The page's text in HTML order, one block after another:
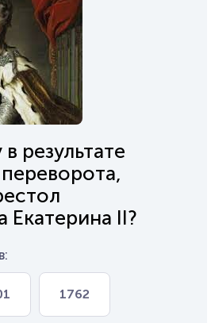
результате
Екатерина II?
1762